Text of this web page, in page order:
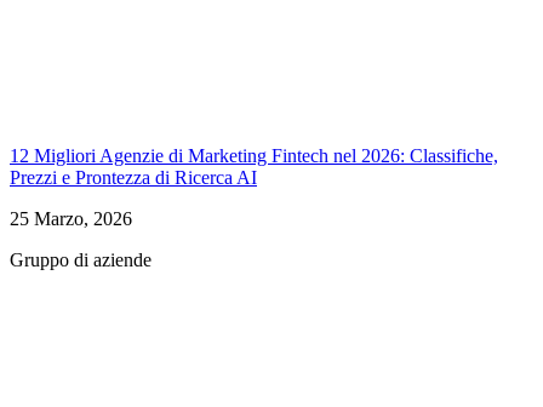
12 Migliori Agenzie di Marketing Fintech nel 2026: Classifiche,
Prezzi e Prontezza di Ricerca AI
25 Marzo, 2026
Gruppo di aziende